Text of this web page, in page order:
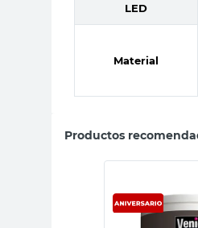
LED
Material
Productos